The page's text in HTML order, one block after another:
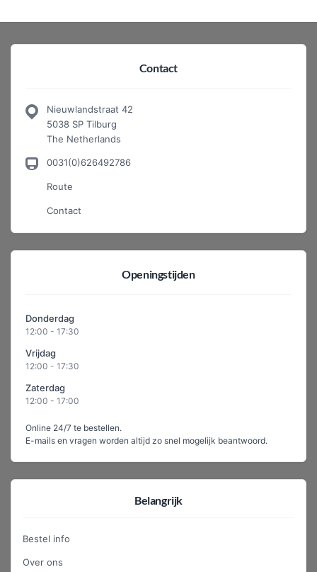
Contact
Nieuwlandstraat 42
5038 SP Tilburg
The Netherlands
0031(0)626492786
Route
Contact
Openingstijden
Donderdag
12:00 - 17:30
Vrijdag
12:00 - 17:30
Zaterdag
12:00 - 17:00
Online 24/7 te bestellen.
E-mails en vragen worden altijd zo snel mogelijk beantwoord.
Belangrijk
Bestel info
Over ons